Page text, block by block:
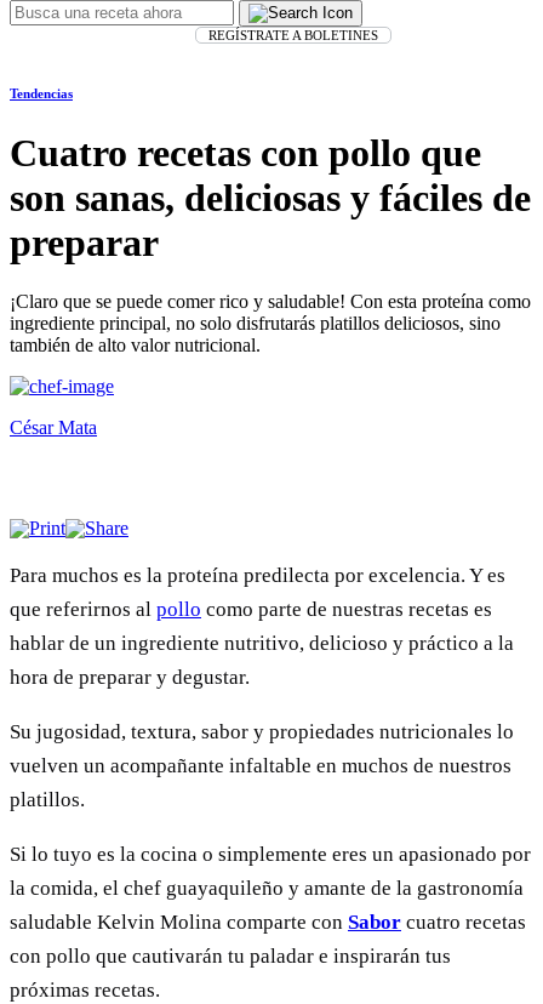
REGÍSTRATE A BOLETINES
Tendencias
Cuatro recetas con pollo que
son sanas, deliciosas y fáciles de
preparar
¡Claro que se puede comer rico y saludable! Con esta proteína como
ingrediente principal, no solo disfrutarás platillos deliciosos, sino
también de alto valor nutricional.
César Mata
Para muchos es la proteína predilecta por excelencia. Y es
que referirnos al pollo como parte de nuestras recetas es
hablar de un ingrediente nutritivo, delicioso y práctico a la
hora de preparar y degustar.
Su jugosidad, textura, sabor y propiedades nutricionales lo
vuelven un acompañante infaltable en muchos de nuestros
platillos.
Si lo tuyo es la cocina o simplemente eres un apasionado por
la comida, el chef guayaquileño y amante de la gastronomía
saludable Kelvin Molina comparte con Sabor cuatro recetas
con pollo que cautivarán tu paladar e inspirarán tus
próximas recetas.